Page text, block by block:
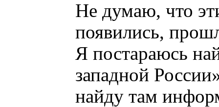
Не думаю, что
появились,
Я постараюсь
западной
найду там